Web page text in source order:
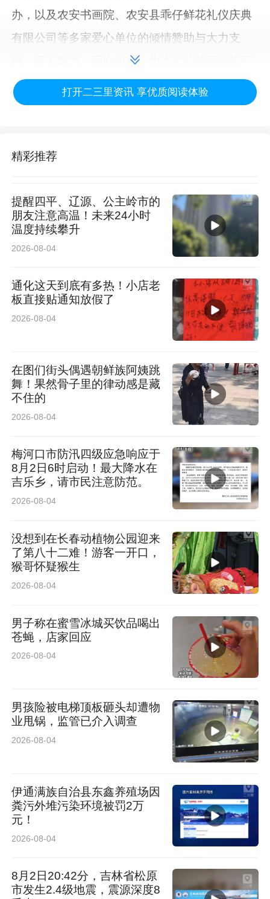
办，以及农安书画院、农安县乖仔鲜花礼仪庆典
有限公司等多家爱心单位的倾情赞助与大力支
持，多方聚力、同心向善，为本次公益活动筑牢
坚实基础。
活动现场庄重而温暖，开篇全体人员肃立齐诵社
会主义核心价值观、高唱嘹亮国歌，以赤诚之心
致敬祖国、致敬奉献，正式拉开本次爱心公益活
动的帷幕。温情氛围萦绕全场，公益暖意扑面而
来。农安书画院的艺术家们现场挥毫泼墨，创作
意，为现场增添了浓厚的文化底蕴与雅致氛围，
以文艺力量助力公益传播。
岁月峥嵘，军魂不朽。开安镇凤英荣誉军人院院
长张凤英带领院内老兵们集体合唱经典红歌《打
靶归来》，铿锵嘹亮的歌声回荡现场，尽显老一
辈军人不畏艰险、奋勇拼搏的飒爽英姿，瞬间点
燃全场氛围，赢得阵阵掌声。
活动最动人的环节，当属功勋老兵的初心分享。
今年82岁的邱风武老兵，是援越抗美、珍宝岛自
卫反击战的亲历者，戎马一生、战功赫赫。现
打开二三里资讯 享优质阅读体验
精彩推荐
提醒四平、辽源、公主岭市的
朋友注意高温！未来24小时
温度持续攀升
2026-08-04
通化这天到底有多热！小店老
板直接贴通知放假了
2026-08-04
在图们街头偶遇朝鲜族阿姨跳
舞！果然骨子里的律动感是藏
不住的
2026-08-04
梅河口市防汛四级应急响应于
8月2日6时启动！最大降水在
吉乐乡，请市民注意防范。
2026-08-04
没想到在长春动植物公园迎来
了第八十二难！游客一开口，
猴哥怀疑猴生
2026-08-04
男子称在蜜雪冰城买饮品喝出
苍蝇，店家回应
2026-08-04
男孩险被电梯顶板砸头却遭物
业甩锅，监管已介入调查
2026-08-04
伊通满族自治县东鑫养殖场因
粪污外堆污染环境被罚2万
元！
2026-08-04
8月2日20:42分，吉林省松原
市发生2.4级地震，震源深度8